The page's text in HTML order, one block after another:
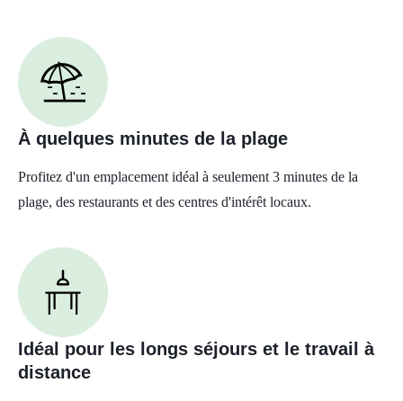
À quelques minutes de la plage
Profitez d'un emplacement idéal à seulement 3 minutes de la
plage, des restaurants et des centres d'intérêt locaux.
Idéal pour les longs séjours et le travail à
distance